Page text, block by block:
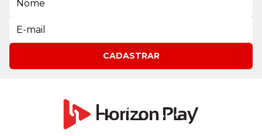
CADASTRAR